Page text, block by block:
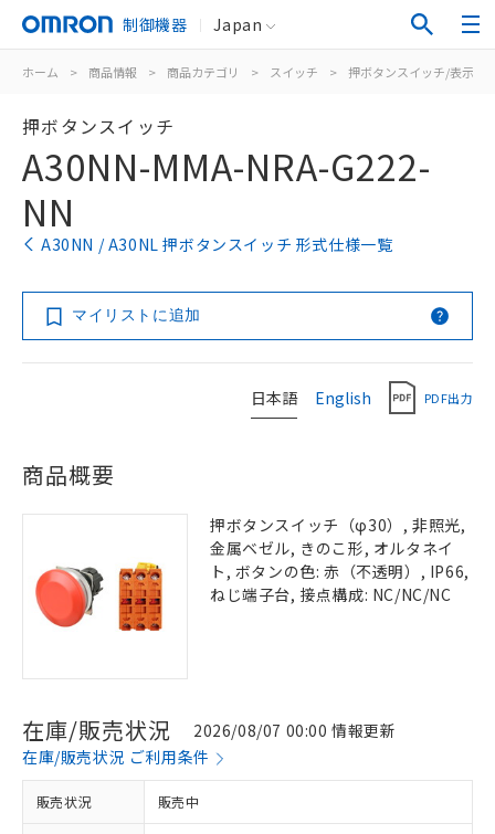
制御機器 Japan
ホーム > 商品情報 > 商品カテゴリ > スイッチ > 押ボタンスイッチ/表示灯
押ボタンスイッチ
A30NN-MMA-NRA-G222-
NN
A30NN / A30NL 押ボタンスイッチ 形式仕様一覧
マイリストに追加
日本語 English PDF出力
商品概要
押ボタンスイッチ（φ30）, 非照光,
金属ベゼル, きのこ形, オルタネイ
ト, ボタンの色: 赤（不透明）, IP66,
ねじ端子台, 接点構成: NC/NC/NC
在庫/販売状況
2026/08/07 00:00 情報更新
在庫/販売状況 ご利用条件
販売状況 販売中